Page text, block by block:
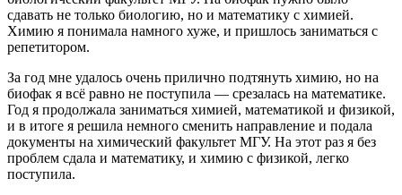
сдавать не только биологию, но и математику с химией.
Химию я понимала намного хуже, и пришлось заниматься с
репетитором.
За год мне удалось очень прилично подтянуть химию, но на
биофак я всё равно не поступила — срезалась на математике.
Год я продолжала заниматься химией, математикой и физикой,
и в итоге я решила немного сменить направление и подала
документы на химический факультет МГУ. На этот раз я без
проблем сдала и математику, и химию с физикой, легко
поступила.